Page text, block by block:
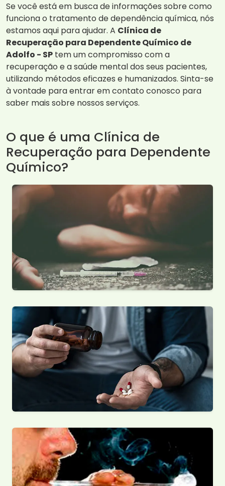
Se você está em busca de informações sobre como
funciona o tratamento de dependência química, nós
estamos aqui para ajudar. A Clínica de
Recuperação para Dependente Químico de
Adolfo - SP tem um compromisso com a
recuperação e a saúde mental dos seus pacientes,
utilizando métodos eficazes e humanizados. Sinta-se
à vontade para entrar em contato conosco para
saber mais sobre nossos serviços.
O que é uma Clínica de
Recuperação para Dependente
Químico?